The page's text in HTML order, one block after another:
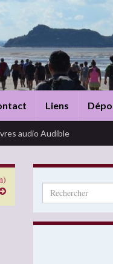
Liens
audio Audible
Search for: